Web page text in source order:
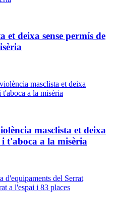
et deixa sense permís de
masclista et deixa
i t'aboca a la misèria